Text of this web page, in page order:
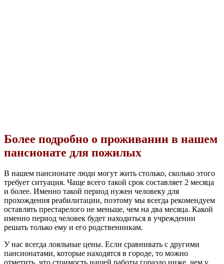
Более подробно о проживании в нашем
пансионате для пожилых
В нашем пансионате люди могут жить столько, сколько этого
требует ситуация. Чаще всего такой срок составляет 2 месяца
и более. Именно такой период нужен человеку для
прохождения реабилитации, поэтому мы всегда рекомендуем
оставлять престарелого не меньше, чем на два месяца. Какой
именно период человек будет находиться в учреждении
решать только ему и его родственникам.
У нас всегда лояльные цены. Если сравнивать с другими
пансионатами, которые находятся в городе, то можно
отметить, что стоимость нашей работы гораздо ниже, чем у